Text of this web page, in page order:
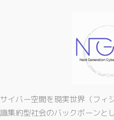
サイバー空間を現実世界（フィ
識集約型社会のバックボーンと